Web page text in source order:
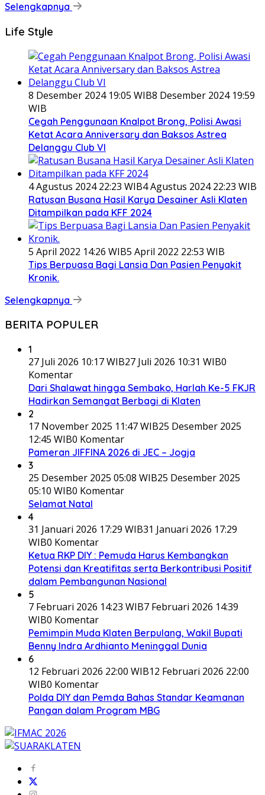
Selengkapnya
Life Style
8 Desember 2024 19:05 WIB8 Desember 2024 19:59
WIB
Cegah Penggunaan Knalpot Brong, Polisi Awasi
Ketat Acara Anniversary dan Baksos Astrea
Delanggu Club VI
4 Agustus 2024 22:23 WIB4 Agustus 2024 22:23 WIB
Ratusan Busana Hasil Karya Desainer Asli Klaten
Ditampilkan pada KFF 2024
5 April 2022 14:26 WIB5 April 2022 22:53 WIB
Tips Berpuasa Bagi Lansia Dan Pasien Penyakit
Kronik.
Selengkapnya
BERITA POPULER
1
27 Juli 2026 10:17 WIB27 Juli 2026 10:31 WIB0
Komentar
Dari Shalawat hingga Sembako, Harlah Ke-5 FKJR
Hadirkan Semangat Berbagi di Klaten
2
17 November 2025 11:47 WIB25 Desember 2025
12:45 WIB0 Komentar
Pameran JIFFINA 2026 di JEC – Jogja
3
25 Desember 2025 05:08 WIB25 Desember 2025
05:10 WIB0 Komentar
Selamat Natal
4
31 Januari 2026 17:29 WIB31 Januari 2026 17:29
WIB0 Komentar
Ketua RKP DIY : Pemuda Harus Kembangkan
Potensi dan Kreatifitas serta Berkontribusi Positif
dalam Pembangunan Nasional
5
7 Februari 2026 14:23 WIB7 Februari 2026 14:39
WIB0 Komentar
Pemimpin Muda Klaten Berpulang, Wakil Bupati
Benny Indra Ardhianto Meninggal Dunia
6
12 Februari 2026 22:00 WIB12 Februari 2026 22:00
WIB0 Komentar
Polda DIY dan Pemda Bahas Standar Keamanan
Pangan dalam Program MBG